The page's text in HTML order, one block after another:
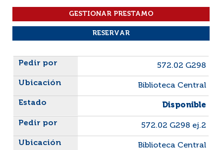
Liste des exemplaires
572.02 G298
Biblioteca Central
Disponible
572.02 G298 ej.2
Biblioteca Central